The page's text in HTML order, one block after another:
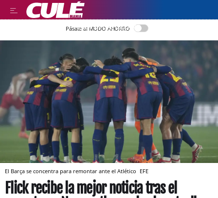
LEER EN CASTELLANO
Pásate al MODO AHORRO
El Barça se concentra para remontar ante el Atlético EFE
Flick recibe la mejor noticia tras el